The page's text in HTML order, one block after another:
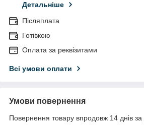
Детальніше
Післяплата
Готівкою
Оплата за реквізитами
Всі умови оплати
Умови повернення
Повернення товару впродовж 14 днів